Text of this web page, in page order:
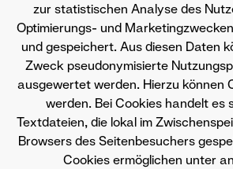
zur statistischen Analyse des
Optimierungs- und
und gespeichert. Aus diesen Daten
Zweck pseudonymisierte
ausgewertet werden. Hierzu können
werden. Bei Cookies handelt es
Textdateien, die lokal im
Browsers des Seitenbesuchers
Cookies ermöglichen unter